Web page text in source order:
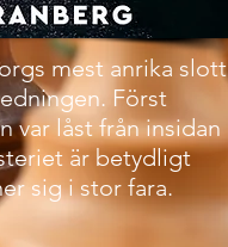
mest anrika slott
Först
var låst från insidan
är betydligt
sig i stor fara.